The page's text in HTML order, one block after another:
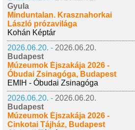
Gyula
Minduntalan. Krasznahorkai
László prózavilága
Kohán Képtár
2026.06.20. - 2026.06.20.
Budapest
Múzeumok Éjszakája 2026 -
Óbudai Zsinagóga, Budapest
EMIH - Óbudai Zsinagóga
2026.06.20. - 2026.06.20.
Budapest
Múzeumok Éjszakája 2026 -
Cinkotai Tájház, Budapest